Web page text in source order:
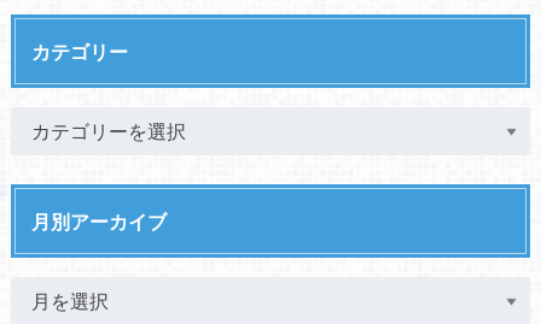
カテゴリー
月別アーカイブ